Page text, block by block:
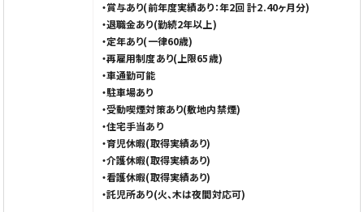
・賞与あり(前年度実績あり：年2回 計2.40ヶ月分)
・退職金あり(勤続2年以上)
・定年あり(一律60歳)
・再雇用制度あり(上限65歳)
・車通勤可能
・駐車場あり
・受動喫煙対策あり(敷地内禁煙)
・住宅手当あり
・育児休暇(取得実績あり)
・介護休暇(取得実績あり)
・看護休暇(取得実績あり)
・託児所あり(火、木は夜間対応可)